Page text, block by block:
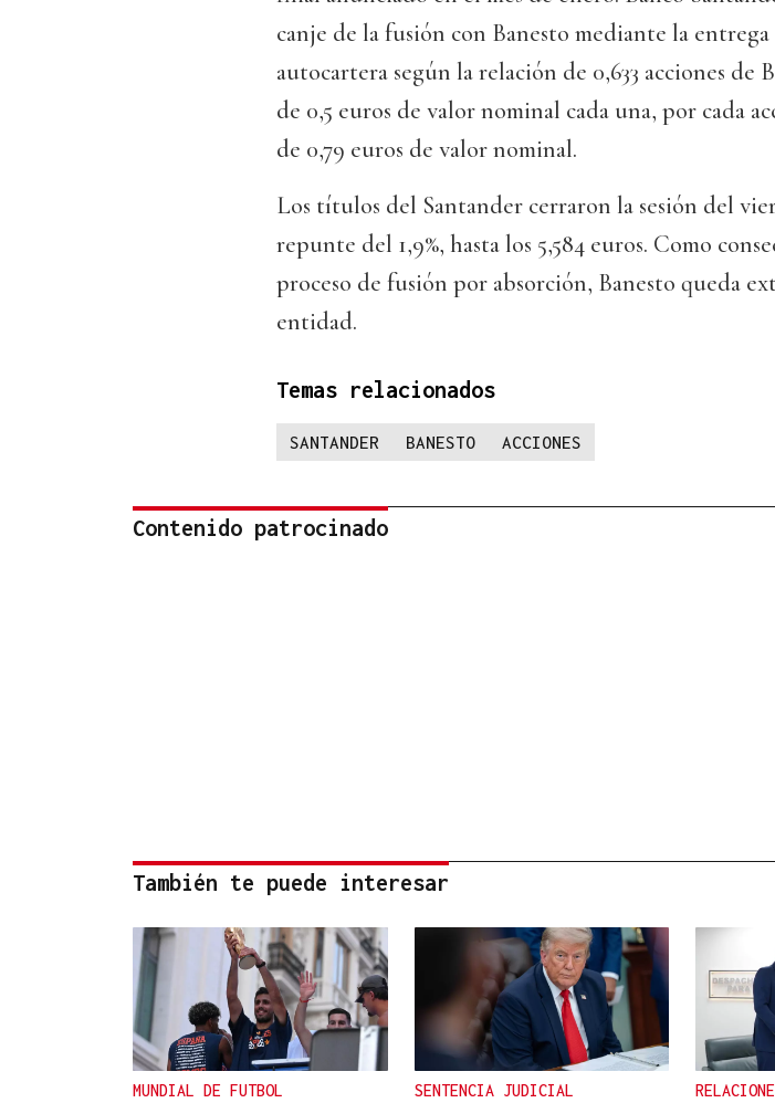
canje de la fusión con Banesto mediante la entrega
autocartera según la relación de 0,633 acciones de
de 0,5 euros de valor nominal cada una, por cada
de 0,79 euros de valor nominal.
Los títulos del Santander cerraron la sesión del
repunte del 1,9%, hasta los 5,584 euros. Como
proceso de fusión por absorción, Banesto queda
entidad.
Temas relacionados
SANTANDER BANESTO ACCIONES
Contenido patrocinado
También te puede interesar
MUNDIAL DE FUTBOL SENTENCIA JUDICIAL